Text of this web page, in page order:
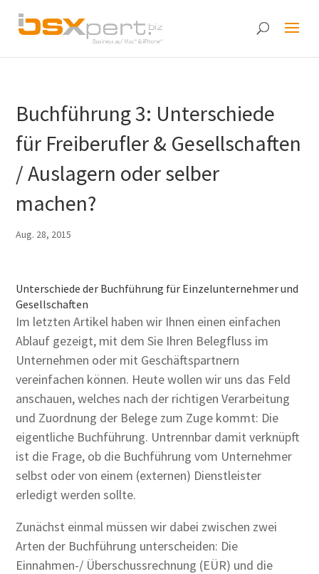
Buchführung 3: Unterschiede
für Freiberufler & Gesellschaften
/ Auslagern oder selber
machen?
Aug. 28, 2015
Unterschiede der Buchführung für Einzelunternehmer und
Gesellschaften
Im letzten Artikel haben wir Ihnen einen einfachen
Ablauf gezeigt, mit dem Sie Ihren Belegfluss im
Unternehmen oder mit Geschäftspartnern
vereinfachen können. Heute wollen wir uns das Feld
anschauen, welches nach der richtigen Verarbeitung
und Zuordnung der Belege zum Zuge kommt: Die
eigentliche Buchführung. Untrennbar damit verknüpft
ist die Frage, ob die Buchführung vom Unternehmer
selbst oder von einem (externen) Dienstleister
erledigt werden sollte.
Zunächst einmal müssen wir dabei zwischen zwei
Arten der Buchführung unterscheiden: Die
Einnahmen-/ Überschussrechnung (EÜR) und die